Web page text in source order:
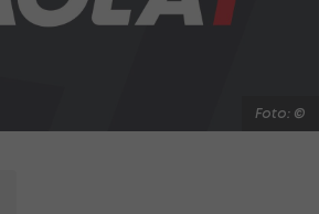
Foto: ©